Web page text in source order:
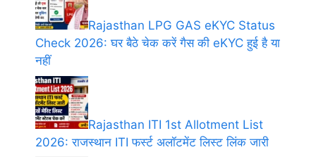
Rajasthan LPG GAS eKYC Status
Check 2026: घर बैठे चेक करें गैस की eKYC हुई है या
नहीं
Rajasthan ITI 1st Allotment List
2026: राजस्थान ITI फर्स्ट अलॉटमेंट लिस्ट लिंक जारी